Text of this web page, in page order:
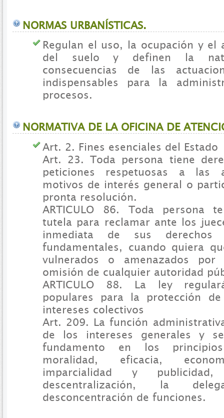
NORMAS URBANÍSTICAS.
Regulan el uso, la ocupación y el
del suelo y definen la
consecuencias de las
indispensables para la
procesos.
NORMATIVA DE LA OFICINA DE
Art. 2. Fines esenciales del Estado
Art. 23. Toda persona tiene
peticiones respetuosas a las
motivos de interés general o
pronta resolución.
ARTICULO 86. Toda persona
tutela para reclamar ante los
inmediata de sus derechos
fundamentales, cuando quiera
vulnerados o amenazados
omisión de cualquier autoridad
ARTICULO 88. La ley
populares para la protección
intereses colectivos
Art. 209. La función
de los intereses generales y
fundamento en los
moralidad, eficacia,
imparcialidad y
descentralización, la
desconcentración de funciones.